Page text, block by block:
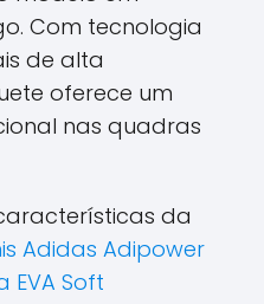
Com tecnologia
de alta
oferece um
nas quadras
da
Adidas Adipower
EVA Soft